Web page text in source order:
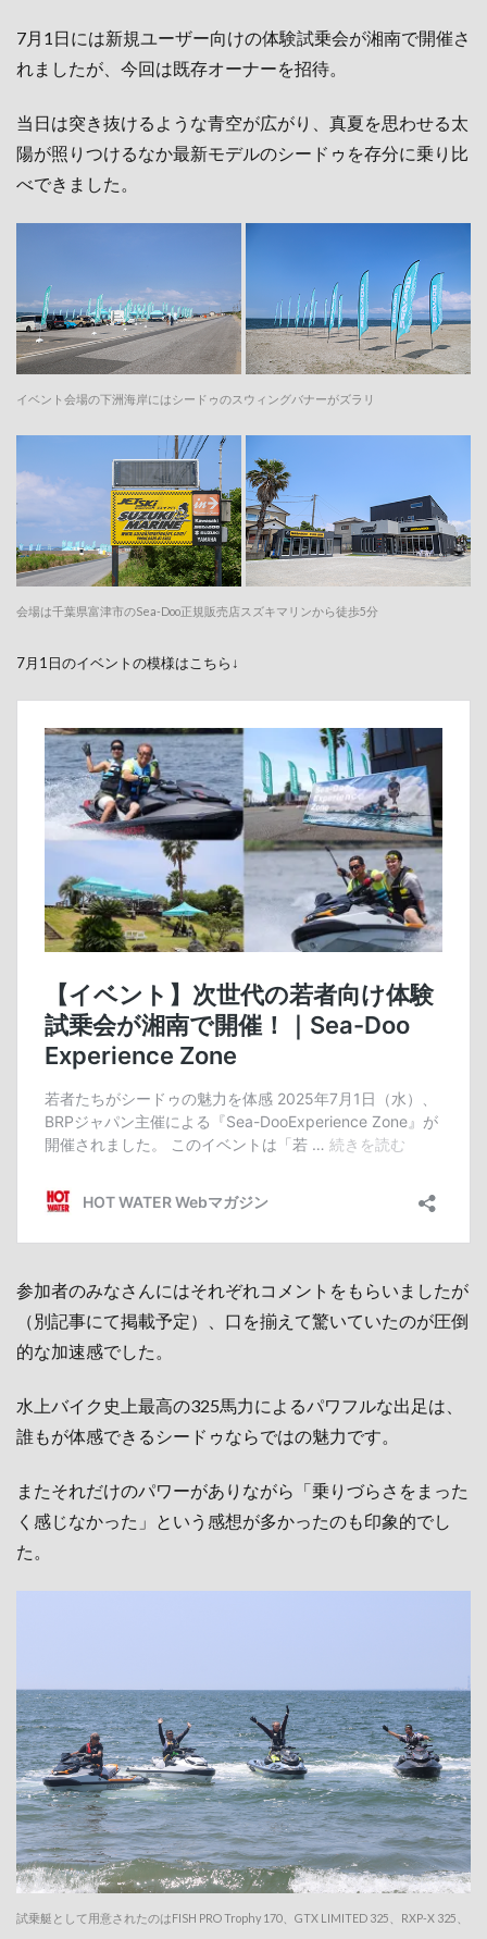
7月1日には新規ユーザー向けの体験試乗会が湘南で開催さ
れましたが、今回は既存オーナーを招待。
当日は突き抜けるような青空が広がり、真夏を思わせる太
陽が照りつけるなか最新モデルのシードゥを存分に乗り比
べできました。
イベント会場の下洲海岸にはシードゥのスウィングバナーがズラリ
会場は千葉県富津市のSea-Doo正規販売店スズキマリンから徒歩5分
7月1日のイベントの模様はこちら↓
参加者のみなさんにはそれぞれコメントをもらいましたが
（別記事にて掲載予定）、口を揃えて驚いていたのが圧倒
的な加速感でした。
水上バイク史上最高の325馬力によるパワフルな出足は、
誰もが体感できるシードゥならではの魅力です。
またそれだけのパワーがありながら「乗りづらさをまった
く感じなかった」という感想が多かったのも印象的でし
た。
試乗艇として用意されたのはFISH PRO Trophy 170、GTX LIMITED 325、RXP-X 325、